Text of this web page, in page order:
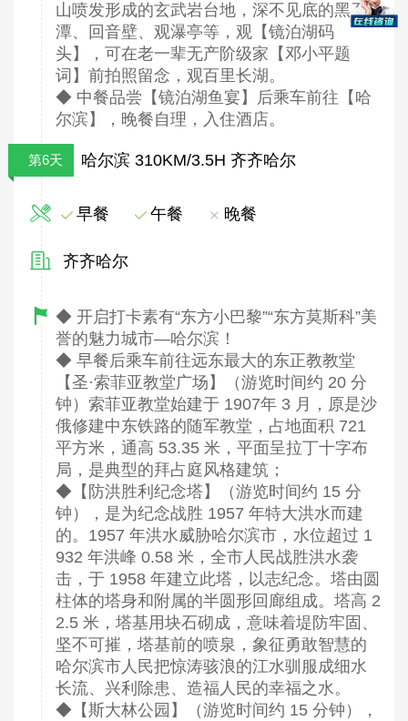
山喷发形成的玄武岩台地，深不见底的黑石
潭、回音壁、观瀑亭等，观【镜泊湖码
头】，可在老一辈无产阶级家【邓小平题
词】前拍照留念，观百里长湖。
◆ 中餐品尝【镜泊湖鱼宴】后乘车前往【哈
尔滨】，晚餐自理，入住酒店。
第6天 哈尔滨 310KM/3.5H 齐齐哈尔
早餐 午餐 晚餐
齐齐哈尔
◆ 开启打卡素有“东方小巴黎”“东方莫斯科”美
誉的魅力城市—哈尔滨！
◆ 早餐后乘车前往远东最大的东正教教堂
【圣·索菲亚教堂广场】（游览时间约 20 分
钟）索菲亚教堂始建于 1907年 3 月，原是沙
俄修建中东铁路的随军教堂，占地面积 721
平方米，通高 53.35 米，平面呈拉丁十字布
局，是典型的拜占庭风格建筑；
◆【防洪胜利纪念塔】（游览时间约 15 分
钟），是为纪念战胜 1957 年特大洪水而建
的。1957 年洪水威胁哈尔滨市，水位超过 1
932 年洪峰 0.58 米，全市人民战胜洪水袭
击，于 1958 年建立此塔，以志纪念。塔由圆
柱体的塔身和附属的半圆形回廊组成。塔高 2
2.5 米，塔基用块石砌成，意味着堤防牢固、
坚不可摧，塔基前的喷泉，象征勇敢智慧的
哈尔滨市人民把惊涛骇浪的江水驯服成细水
长流、兴利除患、造福人民的幸福之水。
◆【斯大林公园】（游览时间约 15 分钟），